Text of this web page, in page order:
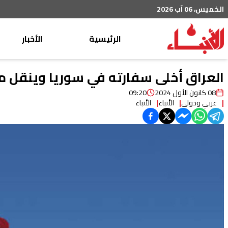
الخميس، 06 آب 2026
الرئيسية
الأخبار
محليات
عربي دولي
خاص
العراق أخلى سفارته في سوريا وينقل
08 كانون الأول 2024 09:20
عربي ودولي الأنباء الأنباء